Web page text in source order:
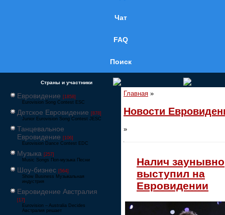
Чат
FAQ
Поиск
Страны и участники
Евровидение [1858]
Eurovision Song Contest ESC
Детское Евровидение [878]
Junior Eurovision Song Contest JESC
Танцевальное
Евровидение [106]
Eurovision Dance Contest EDC
Музыка [257]
Music Songs Поп-музыка Песни
Шоу-бизнес [564]
Show Business Музыкальная
индустрия
Евровидение Австралия
[17]
Eurovision – Australia Decides
Австралия решает
Главная »
Новости
»
Налич заунывно
выступил на
Евровидении